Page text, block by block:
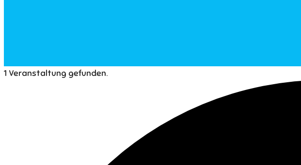
1 Veranstaltung gefunden.